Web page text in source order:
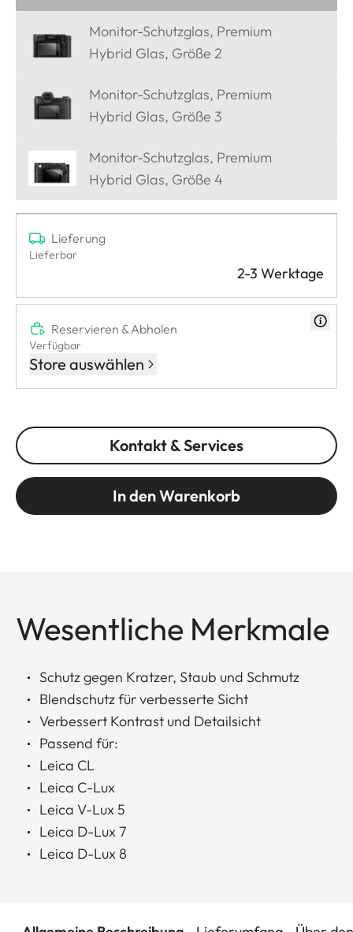
Monitor-Schutzglas, Premium
Hybrid Glas, Größe 2
Monitor-Schutzglas, Premium
Hybrid Glas, Größe 3
Monitor-Schutzglas, Premium
Hybrid Glas, Größe 4
Lieferung
Lieferbar
2-3 Werktage
Reservieren & Abholen
Verfügbar
Store auswählen
Kontakt & Services
In den Warenkorb
Wesentliche Merkmale
Schutz gegen Kratzer, Staub und Schmutz
Blendschutz für verbesserte Sicht
Verbessert Kontrast und Detailsicht
Passend für:
Leica CL
Leica C-Lux
Leica V-Lux 5
Leica D-Lux 7
Leica D-Lux 8